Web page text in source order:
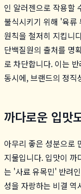
인 알러젠으로 작용할
불식시키기 위해 '육
원칙을 철저히 지킵니
단백질원의 출처를 명
로 차단합니다. 이는
동시에, 브랜드의 정
까다로운 입맛
아무리 좋은 성분으로
지물입니다. 입맛이
는 '사료 유목민' 반려
성을 자랑하는 비결